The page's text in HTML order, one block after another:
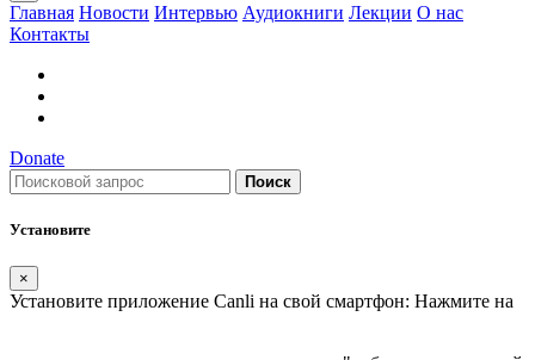
Главная Новости Интервью Аудиокниги Лекции О нас
Контакты
Donate
Поиск
Установите
×
Установите приложение Canli на свой смартфон: Нажмите на